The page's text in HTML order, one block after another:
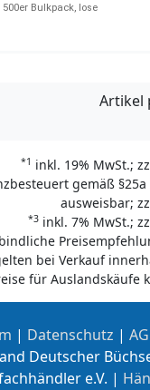
Bulkpack, lose
Artikel
*1 inkl. 19% MwSt.;
gemäß §25a
ausweisbar;
*3 inkl. 7% MwSt.;
bei Verkauf
für Auslandskäufe
| Datenschutz |
Deutscher
e.V. |